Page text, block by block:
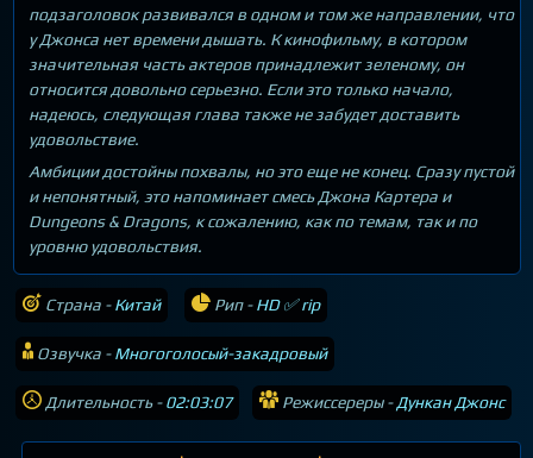
подзаголовок развивался в одном и том же направлении, что
у Джонса нет времени дышать. К кинофильму, в котором
значительная часть актеров принадлежит зеленому, он
относится довольно серьезно. Если это только начало,
надеюсь, следующая глава также не забудет доставить
удовольствие.
Амбиции достойны похвалы, но это еще не конец. Сразу пустой
и непонятный, это напоминает смесь Джона Картера и
Dungeons & Dragons, к сожалению, как по темам, так и по
уровню удовольствия.
Страна - Китай Рип -HD ✅ rip
Озвучка -Многоголосый-закадровый
Длительность - 02:03:07 Режиссереры - Дункан Джонс